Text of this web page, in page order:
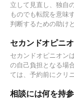
立して見直し、独自
ものでも転院を意味
判断するための助け
セカンドオピニ
セカンドオピニオン
の自己負担となる場
ては、予約前にクリ
相談には何を持